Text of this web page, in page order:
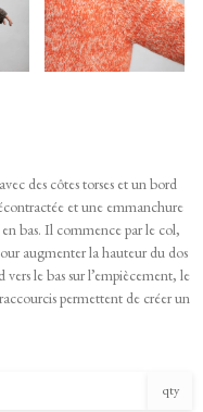
des côtes torses et un bord
et une emmanchure
bas. Il commence par le col,
augmenter la hauteur du dos
le bas sur l’empiècement, le
permettent de créer un
qty